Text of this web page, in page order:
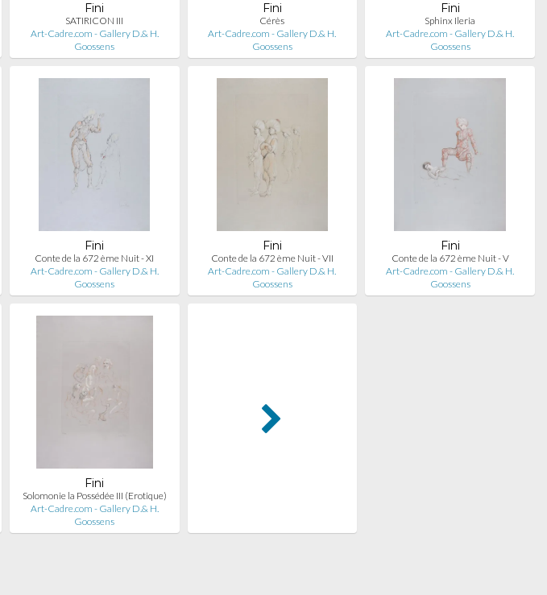
Fini
SATIRICON III
Art-Cadre.com - Gallery D.& H.
Goossens
Fini
Cérès
Art-Cadre.com - Gallery D.& H.
Goossens
Fini
Sphinx Ileria
Art-Cadre.com - Gallery D.& H.
Goossens
Fini
Conte de la 672 ème Nuit - XI
Art-Cadre.com - Gallery D.& H.
Goossens
Fini
Conte de la 672 ème Nuit - VII
Art-Cadre.com - Gallery D.& H.
Goossens
Fini
Conte de la 672 ème Nuit - V
Art-Cadre.com - Gallery D.& H.
Goossens
Fini
Solomonie la Possédée III (Erotique)
Art-Cadre.com - Gallery D.& H.
Goossens